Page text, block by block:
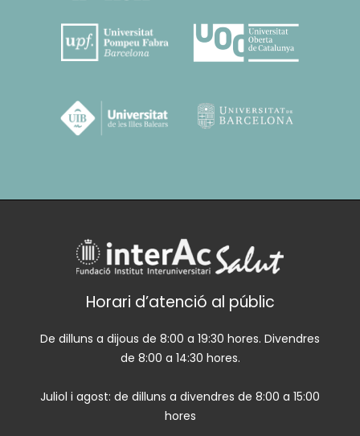
Horari d’atenció al públic
De dilluns a dijous de 8:00 a 19:30 hores. Divendres
de 8:00 a 14:30 hores.
Juliol i agost: de dilluns a divendres de 8:00 a 15:00
hores